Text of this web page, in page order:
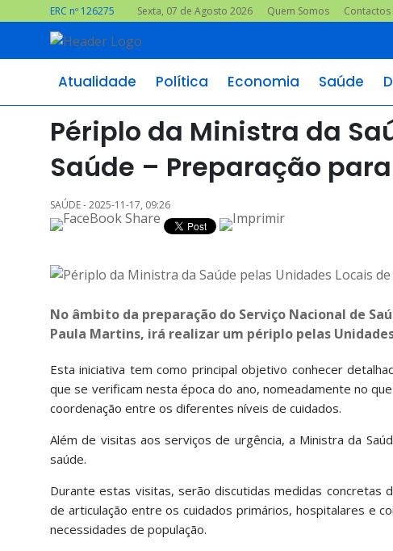
ERC nº 126275 Sexta, 07 de Agosto 2026 Quem Somos Contactos
Atualidade Política Economia Saúde
Périplo da Ministra da
Saúde – Preparação
SAÚDE - 2025-11-17, 09:26
No âmbito da preparação do Serviço Nacional de
Paula Martins, irá realizar um périplo pelas
Esta iniciativa tem como principal objetivo conhecer
que se verificam nesta época do ano, nomeadamente no
coordenação entre os diferentes níveis de cuidados.
Além de visitas aos serviços de urgência, a Ministra da
saúde.
Durante estas visitas, serão discutidas medidas
de articulação entre os cuidados primários, hospitalares e
necessidades de população.